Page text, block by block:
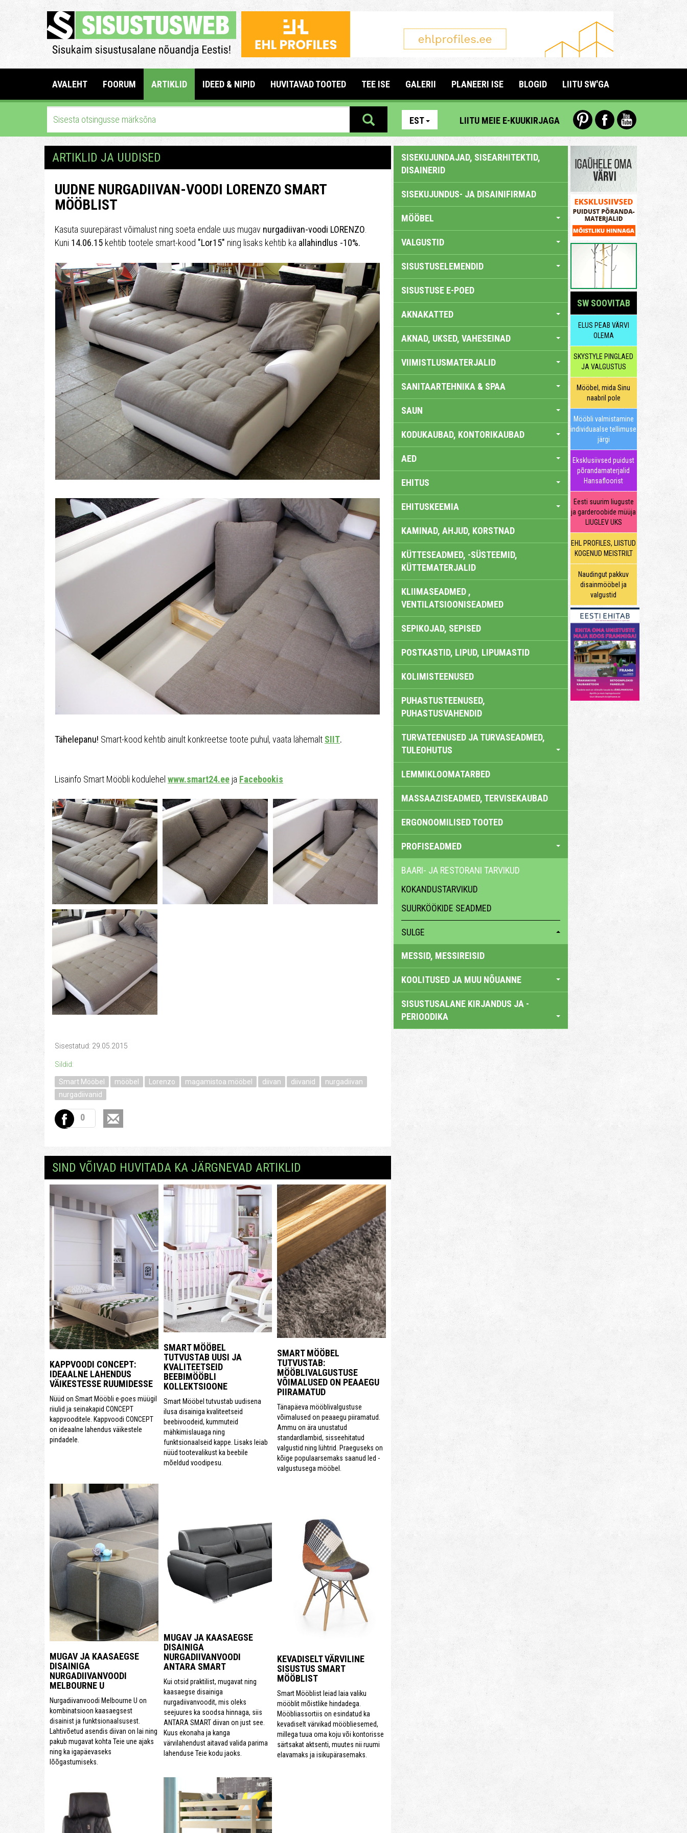
AVALEHT FOORUM ARTIKLID IDEED & NIPID HUVITAVAD TOOTED TEE ISE GALERII PLANEERI ISE BLOGID LIITU SW'GA
EST LIITU MEIE E-KUUKIRJAGA
ARTIKLID JA UUDISED
UUDNE NURGADIIVAN-VOODI LORENZO SMART
MÖÖBLIST
Kasuta suurepärast võimalust ning soeta endale uus mugav nurgadiivan-voodi LORENZO
Kuni 14.06.15 kehtib tootele smart-kood "Lor15" ning lisaks kehtib ka allahindlus -10%.
Tähelepanu! Smart-kood kehtib ainult konkreetse toote puhul, vaata lähemalt SIIT.
Lisainfo Smart Mööbli kodulehel www.smart24.ee ja Facebookis
Sisestatud: 29.05.2015
Sildid:
Smart Mööbel mööbel Lorenzo magamistoa mööbel diivan diivanid
nurgadiivan
nurgadiivanid
0
SIND VÕIVAD HUVITADA KA JÄRGNEVAD ARTIKLID
KAPPVOODI CONCEPT:
IDEAALNE LAHENDUS
VÄIKESTESSE RUUMIDESSE
Nüüd on Smart Mööbli e-poes müügil
riiulid ja seinakapid CONCEPT
kappvooditele. Kappvoodi CONCEPT
on ideaalne lahendus väikestele
pindadele.
SMART MÖÖBEL
TUTVUSTAB UUSI JA
KVALITEETSEID
BEEBIMÖÖBLI
KOLLEKTSIOONE
Smart Mööbel tutvustab uudisena
ilusa disainiga kvaliteetseid
beebivoodeid, kummuteid
mähkimislauaga ning
funktsionaalseid kappe. Lisaks leiab
nüüd tootevalikust ka beebile
mõeldud voodipesu.
SMART MÖÖBEL
TUTVUSTAB:
MÖÖBLIVALGUSTUSE
VÕIMALUSED ON PEAAEGU
PIIRAMATUD
Tänapäeva mööblivalgustuse
võimalused on peaaegu piiramatud.
Ammu on ära unustatud
standardlambid, sisseehitatud
valgustid ning lühtrid. Praeguseks on
kõige populaarsemaks saanud led -
valgustusega mööbel.
MUGAV JA KAASAEGSE
DISAINIGA
NURGADIIVANVOODI
MELBOURNE U
Nurgadiivanvoodi Melbourne U on
kombinatsioon kaasaegsest
disainist ja funktsionaalsusest.
Lahtivõetud asendis diivan on lai ning
pakub mugavat kohta Teie une ajaks
ning ka igapäevaseks
lõõgastumiseks.
MUGAV JA KAASAEGSE
DISAINIGA
NURGADIIVANVOODI
ANTARA SMART
Kui otsid praktilist, mugavat ning
kaasaegse disainiga
nurgadiivanvoodit, mis oleks
seejuures ka soodsa hinnaga, siis
ANTARA SMART diivan on just see.
Kuus ekonaha ja kanga
värvilahendust aitavad valida parima
lahenduse Teie kodu jaoks.
KEVADISELT VÄRVILINE
SISUSTUS SMART
MÖÖBLIST
Smart Mööblist leiad laia valiku
mööblit mõistlike hindadega.
Mööbliassortiis on esindatud ka
kevadiselt värvikad mööbliesemed,
millega tuua oma koju või kontorisse
särtsakat aktsenti, muutes nii ruumi
elavamaks ja isikupärasemaks.
SISEKUJUNDAJAD, SISEARHITEKTID,
DISAINERID
SISEKUJUNDUS- JA DISAINIFIRMAD
MÖÖBEL
VALGUSTID
SISUSTUSELEMENDID
SISUSTUSE E-POED
AKNAKATTED
AKNAD, UKSED, VAHESEINAD
VIIMISTLUSMATERJALID
SANITAARTEHNIKA & SPAA
SAUN
KODUKAUBAD, KONTORIKAUBAD
AED
EHITUS
EHITUSKEEMIA
KAMINAD, AHJUD, KORSTNAD
KÜTTESEADMED, -SÜSTEEMID,
KÜTTEMATERJALID
KLIIMASEADMED ,
VENTILATSIOONISEADMED
SEPIKOJAD, SEPISED
POSTKASTID, LIPUD, LIPUMASTID
KOLIMISTEENUSED
PUHASTUSTEENUSED,
PUHASTUSVAHENDID
TURVATEENUSED JA TURVASEADMED,
TULEOHUTUS
LEMMIKLOOMATARBED
MASSAAZISEADMED, TERVISEKAUBAD
ERGONOOMILISED TOOTED
PROFISEADMED
BAARI- JA RESTORANI TARVIKUD
KOKANDUSTARVIKUD
SUURKÖÖKIDE SEADMED
SULGE
MESSID, MESSIREISID
KOOLITUSED JA MUU NÕUANNE
SISUSTUSALANE KIRJANDUS JA -
PERIOODIKA
SW SOOVITAB
ELUS PEAB VÄRVI
OLEMA
SKYSTYLE PINGLAED
JA VALGUSTUS
Mööbel, mida Sinu
naabril pole
Mööbli valmistamine
individuaalse tellimuse
järgi
Eksklusiivsed puidust
põrandamaterjalid
Hansafloorist
Eesti suurim liuguste
ja garderoobide müüja
LIUGLEV UKS
EHL PROFILES, LIISTUD
KOGENUD MEISTRILT
Naudingut pakkuv
disainmööbel ja
valgustid